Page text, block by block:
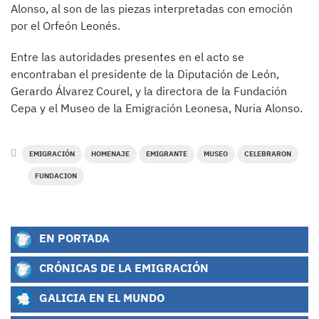
Alonso, al son de las piezas interpretadas con emoción
por el Orfeón Leonés.
Entre las autoridades presentes en el acto se
encontraban el presidente de la Diputación de León,
Gerardo Álvarez Courel, y la directora de la Fundación
Cepa y el Museo de la Emigración Leonesa, Nuria Alonso.
EMIGRACIÓN HOMENAJE EMIGRANTE MUSEO CELEBRARON
FUNDACION
EN PORTADA
CRÓNICAS DE LA EMIGRACIÓN
GALICIA EN EL MUNDO